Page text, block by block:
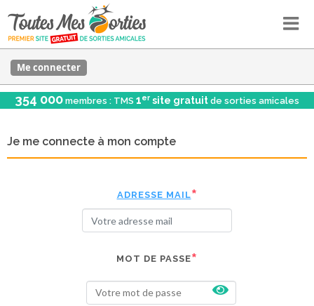
Me connecter
354 000 membres : TMS 1er site gratuit de sorties amicales
Je me connecte à mon compte
ADRESSE MAIL
MOT DE PASSE